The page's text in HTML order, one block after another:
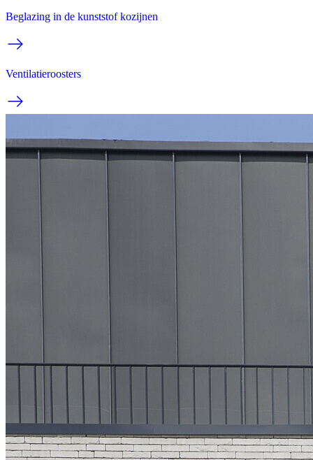
Beglazing in de kunststof kozijnen
Ventilatieroosters